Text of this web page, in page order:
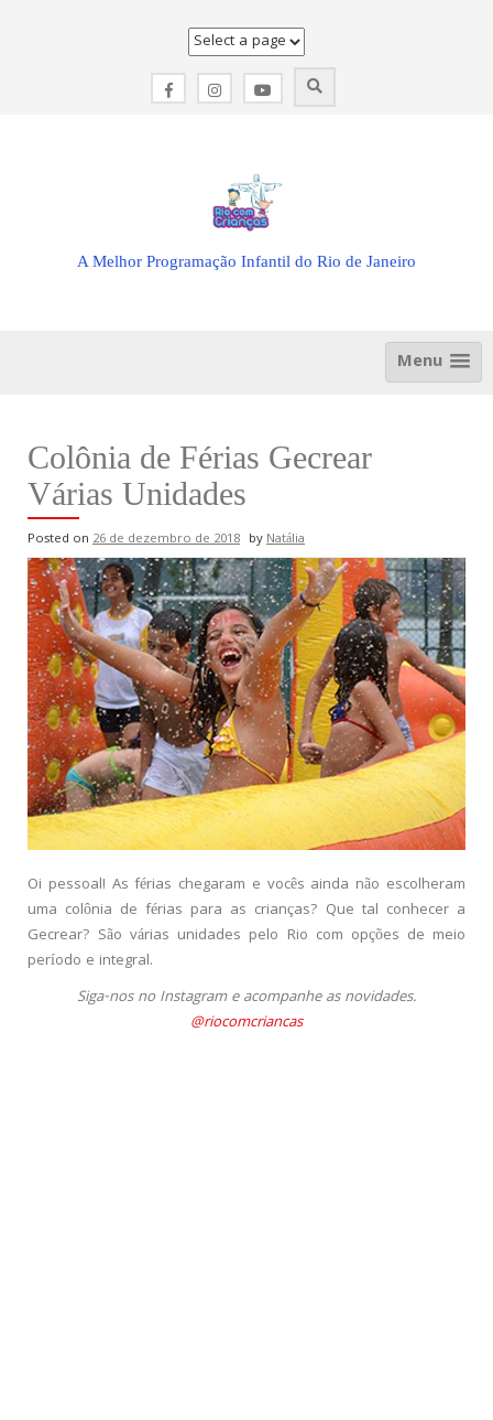
A Melhor Programação Infantil do Rio de Janeiro
Menu
Colônia de Férias Gecrear
Várias Unidades
Posted on 26 de dezembro de 2018 byNatália
Oi pessoal! As férias chegaram e vocês ainda não escolheram
uma colônia de férias para as crianças? Que tal conhecer a
Gecrear? São várias unidades pelo Rio com opções de meio
período e integral.
Siga-nos no Instagram e acompanhe as novidades.
@riocomcriancas